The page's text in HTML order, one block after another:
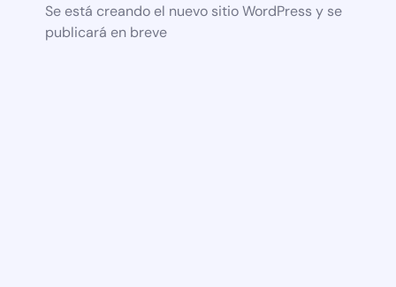
Se está creando el nuevo sitio WordPress y se
publicará en breve